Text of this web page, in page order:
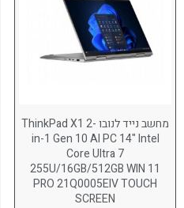
Lenovo ThinkPad T14S (15)
Lenovo ThinkPad T16(5)
Lenovo ThinkPad X9 (9)
ThinkPad X1 2-in-1 Gen 10 (15)
ThinkPad X1 Carbon Gen 13 (17)
מחשב נייד לנובו ThinkPad X1 2-
in-1 Gen 10 AI PC 14" Intel
Core Ultra 7
255U/16GB/512GB WIN 11
PRO 21Q0005EIV TOUCH
SCREEN